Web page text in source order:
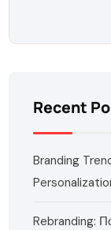
Recent
Branding
Rebranding: